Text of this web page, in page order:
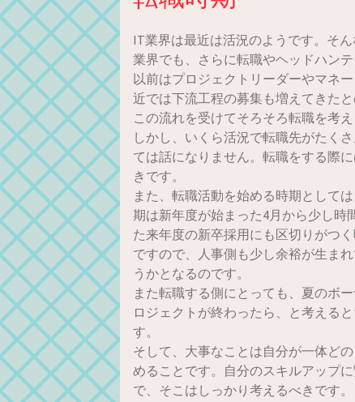
IT業界は最近は活況のようです。そ
業界でも、さらに転職やヘッドハン
以前はプロジェクトリーダーやマネ
近では下流工程の募集も増えてきたと
この流れを受けてそろそろ転職を考
しかし、いくら活況で転職先がたく
ては話になりません。転職をする際
きです。
また、転職活動を始める時期として
期は新年度が始まった4月から少し時
た来年度の新卒採用にも区切りがつく
ですので、人事側も少し余裕が生ま
うかとなるのです。
また転職する側にとっても、夏のボ
ロジェクトが終わったら、と考える
す。
そして、大事なことは自分が一体ど
めることです。自分のスキルアップ
で、そこはしっかり考えるべきです。